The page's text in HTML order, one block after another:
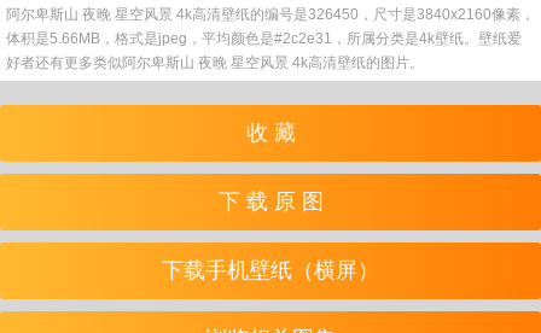
阿尔卑斯山 夜晚 星空风景 4k高清壁纸的编号是326450，尺寸是3840x2160像素，
体积是5.66MB，格式是jpeg，平均颜色是#2c2e31，所属分类是4k壁纸。壁纸爱
好者还有更多类似阿尔卑斯山 夜晚 星空风景 4k高清壁纸的图片。
收 藏
下 载 原 图
下载手机壁纸（横屏）